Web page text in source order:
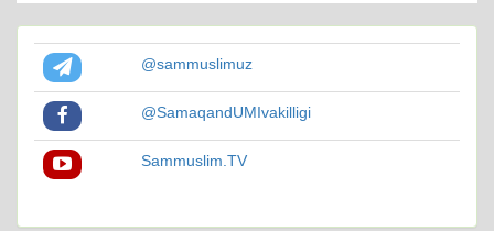
@sammuslimuz
@SamaqandUMIvakilligi
Sammuslim.TV